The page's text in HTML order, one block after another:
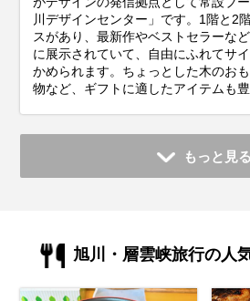
川デザインセンター」です。1階と2
スがあり、最新作やベストセラーな
に展示されていて、自由にふれてサ
かめられます。ちょっとした木のお
物など、ギフトに適したアイテムも豊
もっと見る
旭川・層雲峡旅行の人